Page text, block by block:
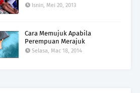
Isnin, Mei 20, 2013
Cara Memujuk Apabila
Perempuan Merajuk
Selasa, Mac 18, 2014